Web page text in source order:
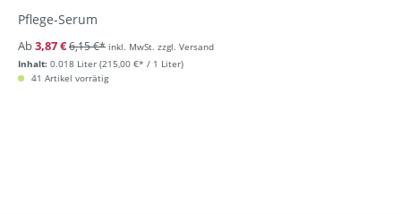
Pflege-Serum
Inhalt: 0.018 Liter (215,00 €* / 1 Liter)
Ab3,87 €6,15 €* inkl. MwSt. zzgl. Versand
41 Artikel vorrätig